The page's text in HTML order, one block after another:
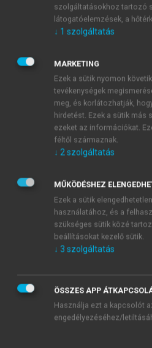
mediátorok
Biogén aminok
LTC
LTD
hisztamin
Enzimek
szerin-
proteázok
karboxipeptidáz-
A
triptáz
(hízósejt)
kininogenáz
PAF:vérlemezke aktiváló faktor,
tumornekrózis faktor
szolgáltatásokhoz tartozó
látogatóelemzések, a
↓ 1 szolgáltatás
MARKETING
Ezek a sütik nyomon
tevékenységek
meg, és korlátozhatják,
hirdetést. Ezek a sütik más
ezeket az információkat.
féltől származnak.
↓ 2szolgáltatás
MŰKÖDÉSHEZ
Ezek a sütik
használatához, és a
szükséges sütik közé
beállításokat kezelő sütik.
↓ 3 szolgáltatás
ÖSSZES APP
Használja ezt a kapcsolót
engedélyezéséhez/